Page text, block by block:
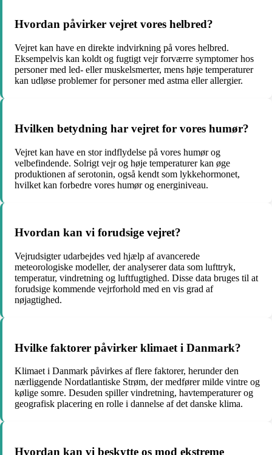
Hvordan påvirker vejret vores helbred?
Vejret kan have en direkte indvirkning på vores helbred.
Eksempelvis kan koldt og fugtigt vejr forværre symptomer hos
personer med led- eller muskelsmerter, mens høje temperaturer
kan udløse problemer for personer med astma eller allergier.
Hvilken betydning har vejret for vores humør?
Vejret kan have en stor indflydelse på vores humør og
velbefindende. Solrigt vejr og høje temperaturer kan øge
produktionen af serotonin, også kendt som lykkehormonet,
hvilket kan forbedre vores humør og energiniveau.
Hvordan kan vi forudsige vejret?
Vejrudsigter udarbejdes ved hjælp af avancerede
meteorologiske modeller, der analyserer data som lufttryk,
temperatur, vindretning og luftfugtighed. Disse data bruges til at
forudsige kommende vejrforhold med en vis grad af
nøjagtighed.
Hvilke faktorer påvirker klimaet i Danmark?
Klimaet i Danmark påvirkes af flere faktorer, herunder den
nærliggende Nordatlantiske Strøm, der medfører milde vintre og
kølige somre. Desuden spiller vindretning, havtemperaturer og
geografisk placering en rolle i dannelse af det danske klima.
Hvordan kan vi beskytte os mod ekstreme